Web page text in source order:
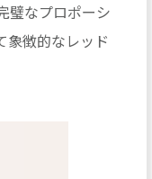
璧なプロポーシ
象徴的なレッド